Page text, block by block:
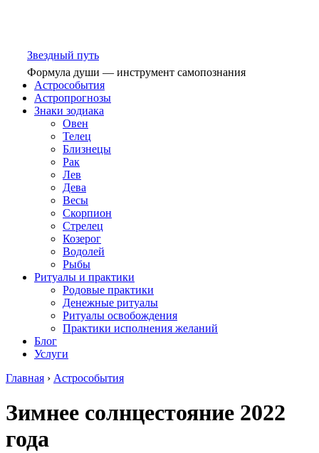
Звездный путь
Формула души — инструмент самопознания
Астрособытия
Астропрогнозы
Знаки зодиака
Овен
Телец
Близнецы
Рак
Лев
Дева
Весы
Скорпион
Стрелец
Козерог
Водолей
Рыбы
Ритуалы и практики
Родовые практики
Денежные ритуалы
Ритуалы освобождения
Практики исполнения желаний
Блог
Услуги
Главная › Астрособытия
Зимнее солнцестояние 2022
года